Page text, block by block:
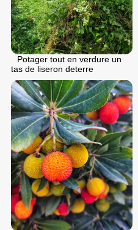
Potager tout en verdure un
tas de liseron deterre